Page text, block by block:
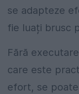
se adapteze
fie luați brusc
Fără
care este
efort, se